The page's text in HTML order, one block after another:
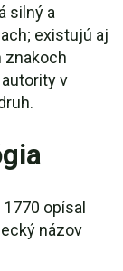
silný a
existujú aj
znakoch
v
opísal
názov